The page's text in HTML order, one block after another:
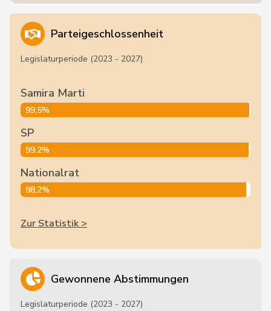
Parteigeschlossenheit
Legislaturperiode (2023 - 2027)
Samira Marti
99,5%
SP
99,2%
Nationalrat
98,2%
Zur Statistik >
Gewonnene Abstimmungen
Legislaturperiode (2023 - 2027)